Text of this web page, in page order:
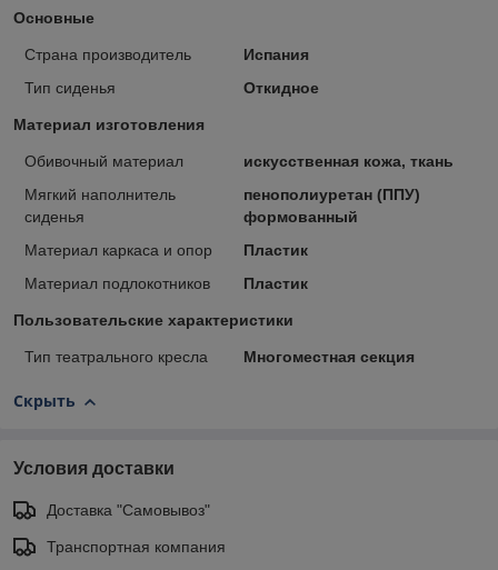
Основные
Страна производитель
Испания
Тип сиденья
Откидное
Материал изготовления
Обивочный материал
искусственная кожа, ткань
Мягкий наполнитель
сиденья
пенополиуретан (ППУ)
формованный
Материал каркаса и опор
Пластик
Материал подлокотников
Пластик
Пользовательские характеристики
Тип театрального кресла Многоместная секция
Скрыть
Условия доставки
Доставка "Самовывоз"
Транспортная компания